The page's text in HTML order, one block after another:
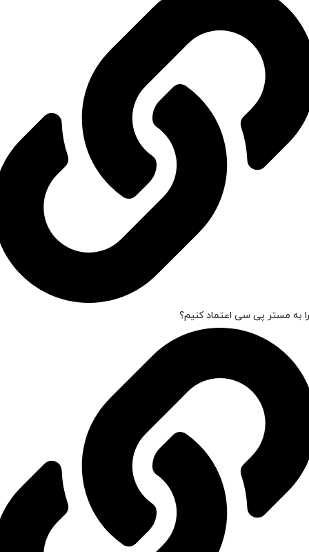
به مستر پی سی اعتماد کنیم؟